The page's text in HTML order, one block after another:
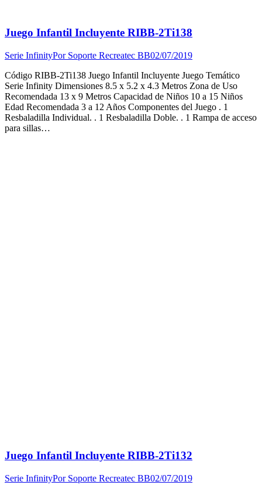
Juego Infantil Incluyente RIBB-2Ti138
Serie InfinityPor Soporte Recreatec BB02/07/2019
Código RIBB-2Ti138 Juego Infantil Incluyente Juego Temático
Serie Infinity Dimensiones 8.5 x 5.2 x 4.3 Metros Zona de Uso
Recomendada 13 x 9 Metros Capacidad de Niños 10 a 15 Niños
Edad Recomendada 3 a 12 Años Componentes del Juego . 1
Resbaladilla Individual. . 1 Resbaladilla Doble. . 1 Rampa de acceso
para sillas…
Juego Infantil Incluyente RIBB-2Ti132
Serie InfinityPor Soporte Recreatec BB02/07/2019